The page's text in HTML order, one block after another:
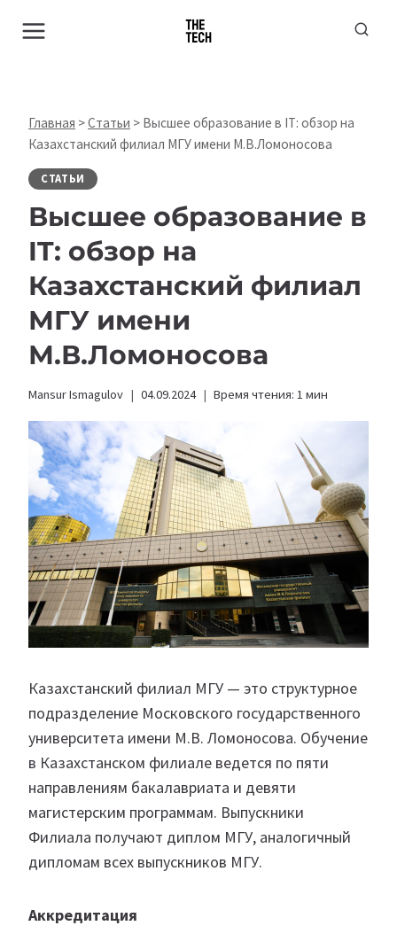
Главная >Статьи > Высшее образование в IT: обзор на
Казахстанский филиал МГУ имени М.В.Ломоносова
СТАТЬИ
Высшее образование в
IT: обзор на
Казахстанский филиал
МГУ имени
М.В.Ломоносова
Mansur Ismagulov 04.09.2024 Время чтения: 1 мин
Казахстанский филиал МГУ — это структурное
подразделение Московского государственного
университета имени М.В. Ломоносова. Обучение
в Казахстанском филиале ведется по пяти
направлениям бакалавриата и девяти
магистерским программам. Выпускники
Филиала получают диплом МГУ, аналогичный
дипломам всех выпускников МГУ.
Аккредитация